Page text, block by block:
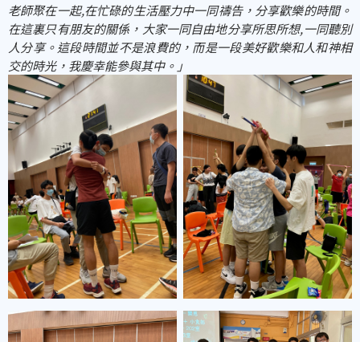
老師聚在一起,在忙碌的生活壓力中一同禱告，分享歡樂的時間。
在這裏只有朋友的關係，大家一同自由地分享所思所想,一同聽別
人分享。這段時間並不是浪費的，而是一段美好歡樂和人和神相
交的時光，我慶幸能參與其中。」